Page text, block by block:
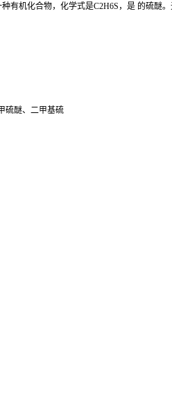
有机化合物，化学式是C2H6S，是 的硫醚
硫醚、二甲基硫